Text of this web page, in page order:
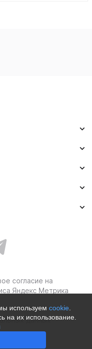
используем cookie
на их использование.
согласие на
Яндекс Метрика
данных